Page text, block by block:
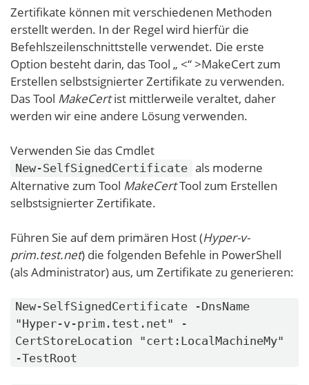
Zertifikate können mit verschiedenen Methoden
erstellt werden. In der Regel wird hierfür die
Befehlszeilenschnittstelle verwendet. Die erste
Option besteht darin, das Tool „ <“ >MakeCert zum
Erstellen selbstsignierter Zertifikate zu verwenden.
Das Tool MakeCertist mittlerweile veraltet, daher
werden wir eine andere Lösung verwenden.
Verwenden Sie das Cmdlet
New-SelfSignedCertificate als moderne
Alternative zum Tool MakeCertTool zum Erstellen
selbstsignierter Zertifikate.
Führen Sie auf dem primären Host (Hyper-v-
prim.test.net) die folgenden Befehle in PowerShell
(als Administrator) aus, um Zertifikate zu generieren:
New-SelfSignedCertificate -DnsName
"Hyper-v-prim.test.net" -
CertStoreLocation "cert:LocalMachineMy"
-TestRoot